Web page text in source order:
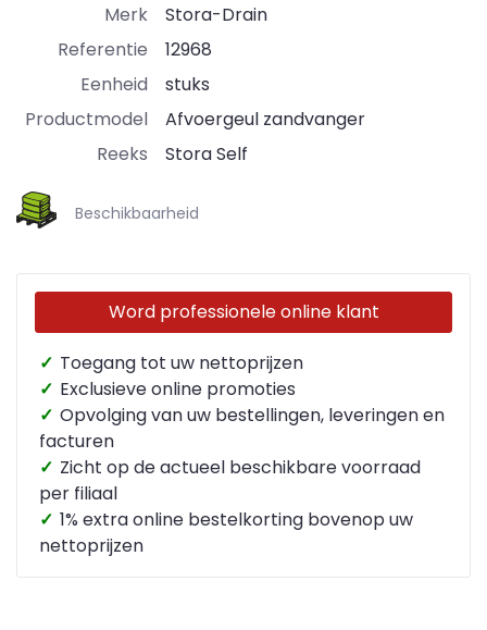
Merk
Stora-Drain
Referentie
12968
Eenheid
stuks
Productmodel
Afvoergeul zandvanger
Reeks
Stora Self
Beschikbaarheid
Word professionele online klant
✓ Toegang tot uw nettoprijzen
✓ Exclusieve online promoties
✓ Opvolging van uw bestellingen, leveringen en
facturen
✓ Zicht op de actueel beschikbare voorraad
per filiaal
✓ 1% extra online bestelkorting bovenop uw
nettoprijzen